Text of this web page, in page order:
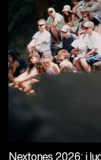
Nextones 2026: i